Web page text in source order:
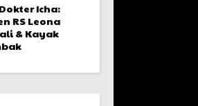
Icha:
RS Leona
& Kayak